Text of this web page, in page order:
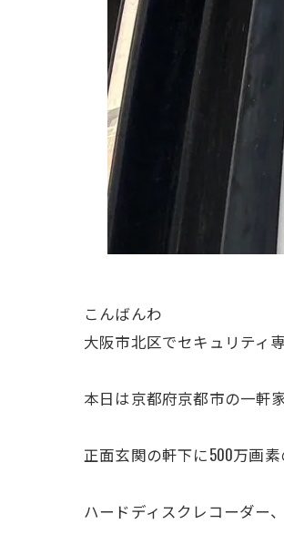
こんばんわ
大阪市北区でセキュリティ
本日は京都府京都市の一軒
正面玄関の軒下に500万画
ハードディスクレコーダー